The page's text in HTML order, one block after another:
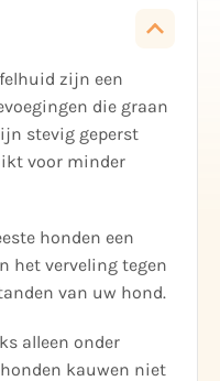
zijn een
die graan
stevig geperst
voor minder
honden een
het verveling tegen
van uw hond.
alleen onder
kauwen niet